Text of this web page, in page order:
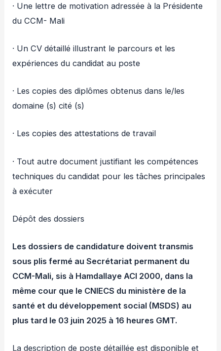
· Une lettre de motivation adressée à la Présidente
du CCM- Mali
· Un CV détaillé illustrant le parcours et les
expériences du candidat au poste
· Les copies des diplômes obtenus dans le/les
domaine (s) cité (s)
· Les copies des attestations de travail
· Tout autre document justifiant les compétences
techniques du candidat pour les tâches principales
à exécuter
Dépôt des dossiers
Les dossiers de candidature doivent transmis
sous plis fermé au Secrétariat permanent du
CCM-Mali, sis à Hamdallaye ACI 2000, dans la
même cour que le CNIECS du ministère de la
santé et du développement social (MSDS) au
plus tard le 03 juin 2025 à 16 heures GMT.
La description de poste détaillée est disponible et